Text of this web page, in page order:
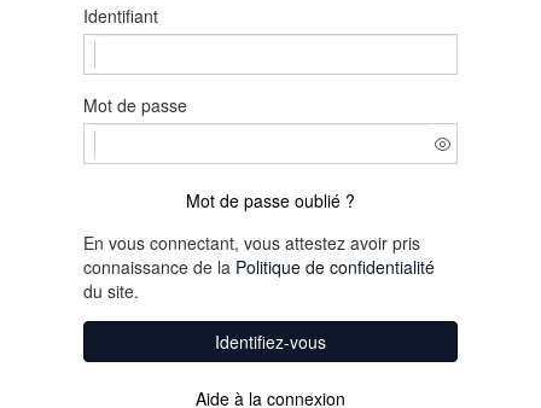
Identifiant
Mot de passe
Mot de passe oublié ?
En vous connectant, vous attestez avoir pris
connaissance de la Politique de confidentialité
du site.
Identifiez-vous
Aide à la connexion